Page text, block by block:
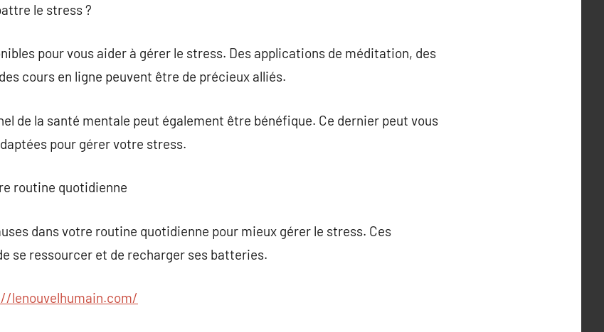
le stress ?
pour vous aider à gérer le stress. Des applications de méditation, des
cours en ligne peuvent être de précieux alliés.
de la santé mentale peut également être bénéfique. Ce dernier peut vous
pour gérer votre stress.
routine quotidienne
dans votre routine quotidienne pour mieux gérer le stress. Ces
se ressourcer et de recharger ses batteries.
lenouvelhumain.com/